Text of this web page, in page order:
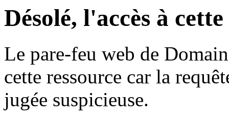
Désolé, l'accès à
Le pare-feu web de
cette ressource car la
jugée suspicieuse.